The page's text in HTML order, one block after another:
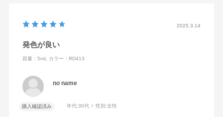
2025.3.14
発色が良い
容量：5mL カラー：RD413
no name
購入確認済み 年代:30代 性別:女性